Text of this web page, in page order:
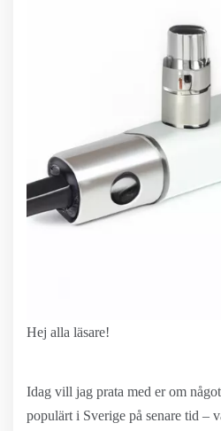
Hej alla läsare!
Idag vill jag prata med er om
populärt i Sverige på senare tid –